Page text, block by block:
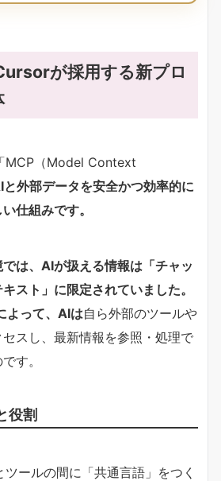
が採用する新プロ
MCP（Model Context
と外部データを安全かつ効率的に
仕組みです。
は、AIが扱える情報は「チャッ
スト」に限定されていました。
よって、AIは自ら外部のツールや
スし、最新情報を参照・処理で
す。
役割
ールの間に「共通言語」をつく